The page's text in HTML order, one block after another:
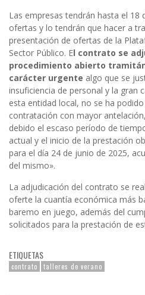
Las empresas tendrán hasta el 18
ofertas y lo tendrán que hacer a
presentación de ofertas de la
Sector Público. El contrato se
procedimiento abierto
carácter urgente algo que se
insuficiencia de personal y la gran
esta entidad local, no se ha
contratación con mayor
debido el escaso período de
actual y el inicio de la prestación
para el día 24 de junio de 2025,
del mismo».
La adjudicación del contrato se
oferte la cuantía económica más
baremo en juego, además del
solicitados para la prestación de
ETIQUETAS
contrato talleres de verano